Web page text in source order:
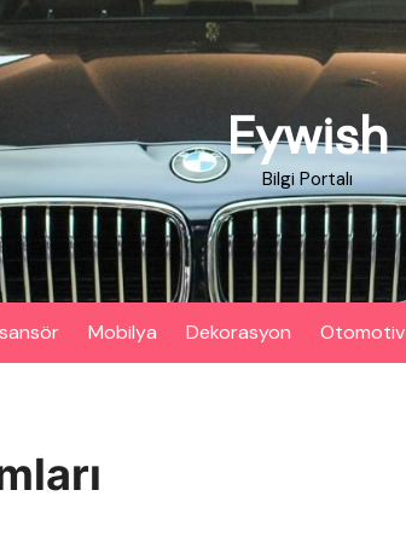
Eywish
Bilgi Portalı
Mobilya Dekorasyon Otomotiv